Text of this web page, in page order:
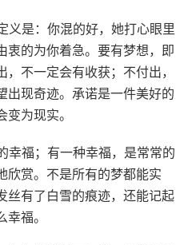
义是：你混的好，她打心眼里
衷的为你着急。要有梦想，即
不一定会有收获；不付出，
出现奇迹。承诺是一件美好的
为现实。
幸福；有一种幸福，是常常的
欣赏。不是所有的梦都能实
丝有了白雪的痕迹，还能记起
福。